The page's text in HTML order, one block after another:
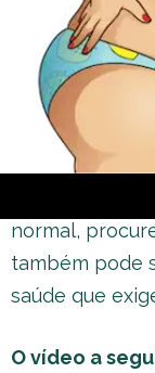
circulando em
retenção de
Atenção
Se o seu
normal,
também pode
saúde que
O vídeo a